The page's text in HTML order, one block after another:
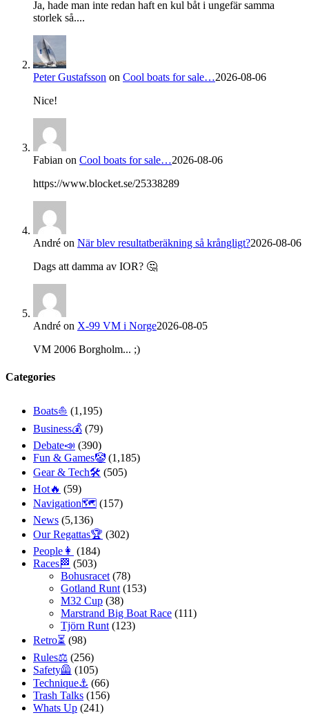
Ja, hade man inte redan haft en kul båt i ungefär samma
storlek så....
Peter Gustafsson on Cool boats for sale…2026-08-06
Nice!
Fabian on Cool boats for sale…2026-08-06
https://www.blocket.se/25338289
André on När blev resultatberäkning så krångligt?2026-08-06
Dags att damma av IOR? 🤔
André on X-99 VM i Norge2026-08-05
VM 2006 Borgholm... ;)
Categories
Boats⛵️ (1,195)
Business💰 (79)
Debate📣 (390)
Fun & Games🤡 (1,185)
Gear & Tech🛠 (505)
Hot🔥 (59)
Navigation🗺 (157)
News (5,136)
Our Regattas🏆 (302)
People👩 (184)
Races🏁 (503)
Bohusracet (78)
Gotland Runt (153)
M32 Cup (38)
Marstrand Big Boat Race (111)
Tjörn Runt (123)
Retro⏳ (98)
Rules⚖️ (256)
Safety🦺 (105)
Technique⚓️ (66)
Trash Talks (156)
Whats Up (241)